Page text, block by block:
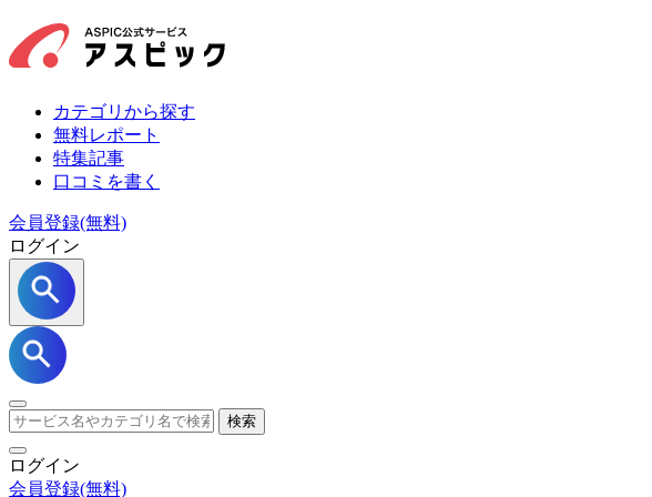
カテゴリから探す
無料レポート
特集記事
口コミを書く
会員登録(無料)
ログイン
検索
ログイン
会員登録(無料)